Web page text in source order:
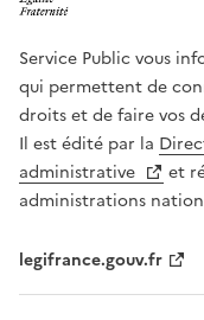
Service Public vous
qui permettent de
droits et de faire vos
Il est édité par la
administrative
et
administrations
legifrance.gouv.fr